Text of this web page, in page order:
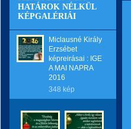
HATÁROK NÉLKÜL
KÉPGALÉRIÁI
Miclausné Király
Erzsébet
képreirásai : IGE
A MAI NAPRA
2016
348 kép